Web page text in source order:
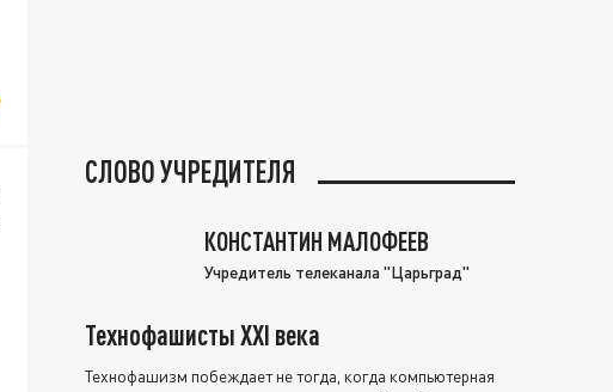
СЛОВО УЧРЕДИТЕЛЯ
КОНСТАНТИН МАЛОФЕЕВ
Учредитель телеканала "Царьград"
Технофашисты XXI века
Технофашизм побеждает не тогда, когда компьютерная